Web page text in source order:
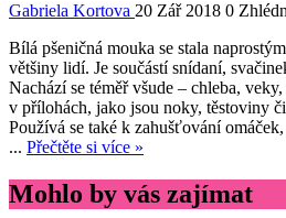
Gabriela Kortova 20 Zář 2018 0
Bílá pšeničná mouka se stala
většiny lidí. Je součástí snídaní,
Nachází se téměř všude – chleba,
v přílohách, jako jsou noky, těstoviny
Používá se také k zahušťování
... Přečtěte si více »
Mohlo by vás zajímat